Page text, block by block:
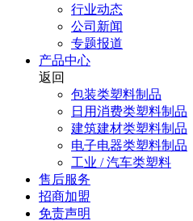
行业动态
公司新闻
专题报道
产品中心
返回
包装类塑料制品
日用消费类塑料制品
建筑建材类塑料制品
电子电器类塑料制品
工业 / 汽车类塑料
售后服务
招商加盟
免责声明